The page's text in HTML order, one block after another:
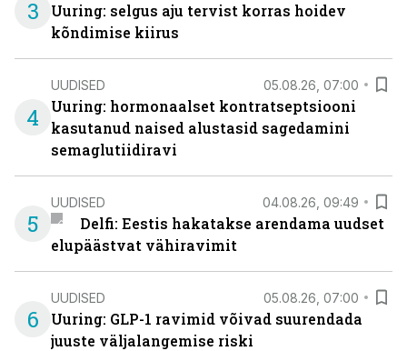
3
Uuring: selgus aju tervist korras hoidev
kõndimise kiirus
4
UUDISED 05.08.26, 07:00
Uuring: hormonaalset kontratseptsiooni
kasutanud naised alustasid sagedamini
semaglutiidiravi
5
UUDISED 04.08.26, 09:49
Delfi: Eestis hakatakse arendama uudset
elupäästvat vähiravimit
6
UUDISED 05.08.26, 07:00
Uuring: GLP-1 ravimid võivad suurendada
juuste väljalangemise riski